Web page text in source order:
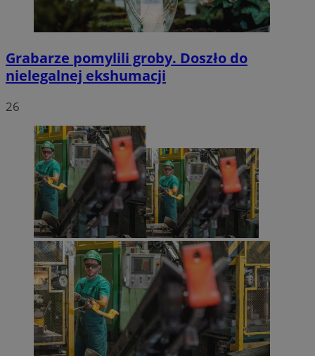
Grabarze pomylili groby. Doszło do
nielegalnej ekshumacji
26